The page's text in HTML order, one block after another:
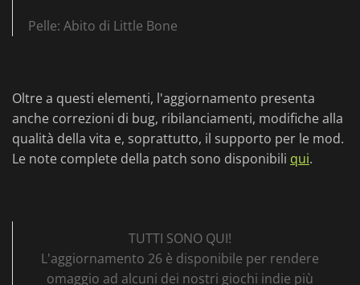
Pelle: Abito di Little Bone
Oltre a questi elementi, l'aggiornamento presenta
anche correzioni di bug, ribilanciamenti, modifiche alla
qualità della vita e, soprattutto, il supporto per le mod.
Le note complete della patch sono disponibili qui.
TUTTI SONO QUI!
L'aggiornamento 26 è disponibile per rendere
omaggio ad alcuni dei nostri giochi indie più